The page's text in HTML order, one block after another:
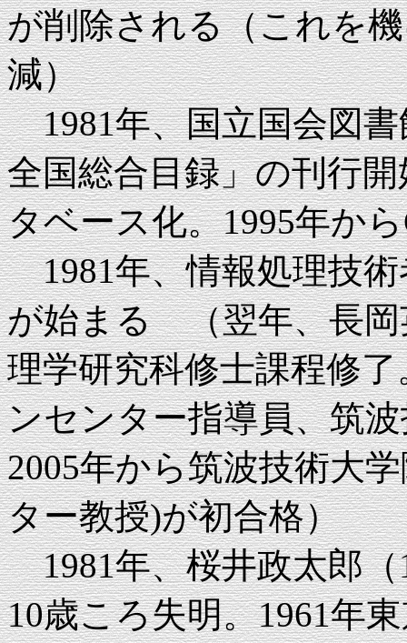
が削除される（これを
減）
1981年、国立国会図書
全国総合目録」の刊行
タベース化。1995年か
1981年、情報処理技術
が始まる （翌年、長岡
理学研究科修士課程修
ンセンター指導員、筑
2005年から筑波技術大
ター教授)が初合格）
1981年、桜井政太郎（
10歳ころ失明。1961年